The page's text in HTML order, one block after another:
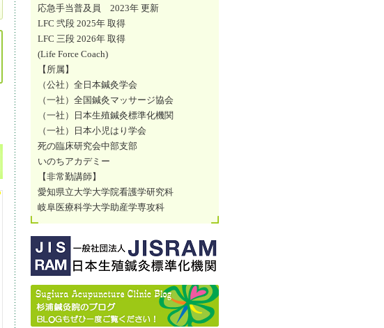
応急手当普及員 2023年 更新
LFC 弐段 2025年 取得
LFC 三段 2026年 取得
(Life Force Coach)
【所属】
（公社）全日本鍼灸学会
（一社）全国鍼灸マッサージ協会
（一社）日本生殖鍼灸標準化機関
（一社）日本小児はり学会
死の臨床研究会中部支部
いのちアカデミー
【非常勤講師】
愛知県立大学大学院看護学研究科
岐阜医療科学大学助産学専攻科